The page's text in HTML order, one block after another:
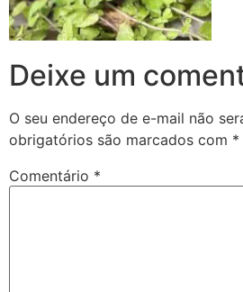
Deixe um
O seu endereço de e-mail não
obrigatórios são marcados com *
Comentário *